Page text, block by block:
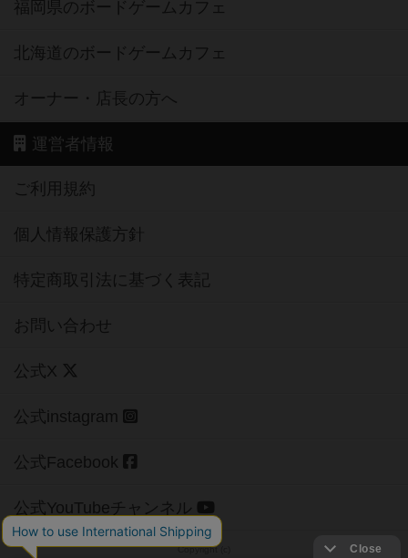
福岡県のボードゲームカフェ
北海道のボードゲームカフェ
オーナー・店長の方へ
運営者情報
ご利用規約
個人情報保護方針
特定商取引法に基づく表記
お問い合わせ
公式X
公式instagram
公式Facebook
公式YouTubeチャンネル
Copyright (c)